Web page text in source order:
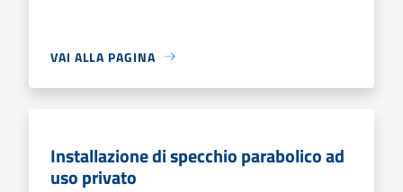
VAI ALLA PAGINA
Installazione di specchio parabolico ad
uso privato